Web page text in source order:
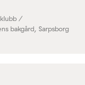
/
bakgård, Sarpsborg